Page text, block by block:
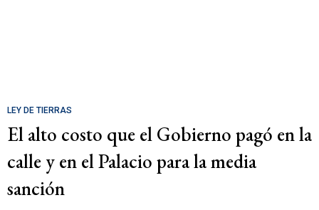
LEY DE TIERRAS
El alto costo que el Gobierno pagó en la
calle y en el Palacio para la media
sanción